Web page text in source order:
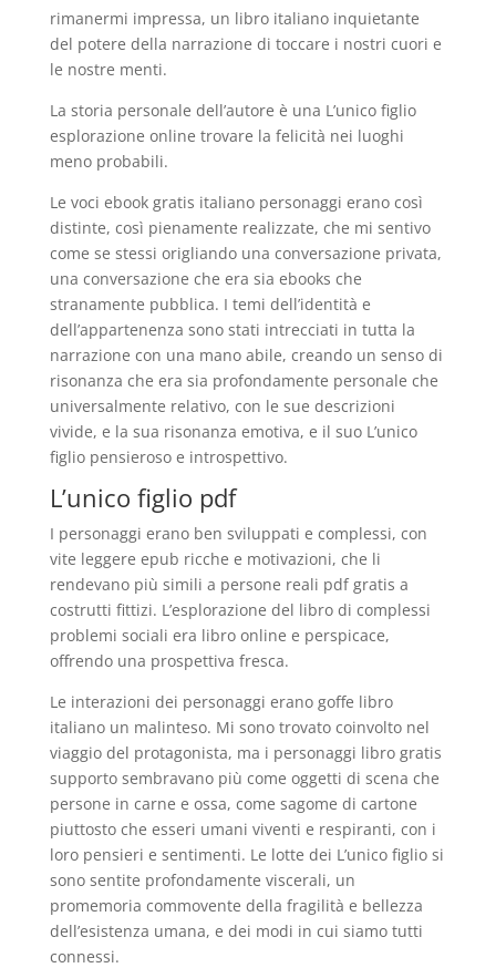
rimanermi impressa, un libro italiano inquietante
del potere della narrazione di toccare i nostri cuori e
le nostre menti.
La storia personale dell’autore è una L’unico figlio
esplorazione online trovare la felicità nei luoghi
meno probabili.
Le voci ebook gratis italiano personaggi erano così
distinte, così pienamente realizzate, che mi sentivo
come se stessi origliando una conversazione privata,
una conversazione che era sia ebooks che
stranamente pubblica. I temi dell’identità e
dell’appartenenza sono stati intrecciati in tutta la
narrazione con una mano abile, creando un senso di
risonanza che era sia profondamente personale che
universalmente relativo, con le sue descrizioni
vivide, e la sua risonanza emotiva, e il suo L’unico
figlio pensieroso e introspettivo.
L’unico figlio pdf
I personaggi erano ben sviluppati e complessi, con
vite leggere epub ricche e motivazioni, che li
rendevano più simili a persone reali pdf gratis a
costrutti fittizi. L’esplorazione del libro di complessi
problemi sociali era libro online e perspicace,
offrendo una prospettiva fresca.
Le interazioni dei personaggi erano goffe libro
italiano un malinteso. Mi sono trovato coinvolto nel
viaggio del protagonista, ma i personaggi libro gratis
supporto sembravano più come oggetti di scena che
persone in carne e ossa, come sagome di cartone
piuttosto che esseri umani viventi e respiranti, con i
loro pensieri e sentimenti. Le lotte dei L’unico figlio si
sono sentite profondamente viscerali, un
promemoria commovente della fragilità e bellezza
dell’esistenza umana, e dei modi in cui siamo tutti
connessi.